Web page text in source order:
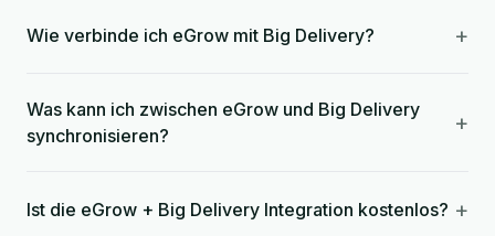
Wie verbinde ich eGrow mit Big Delivery? +
Was kann ich zwischen eGrow und Big Delivery
synchronisieren?
+
Ist die eGrow + Big Delivery Integration kostenlos? +